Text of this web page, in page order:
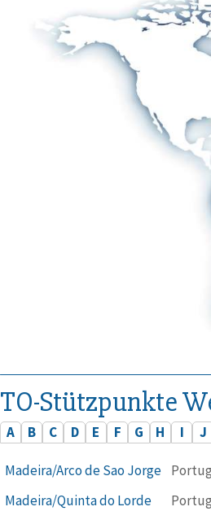
TO-Stützpunkte
A B C D E F G H I J
Madeira/Arco de Sao Jorge
Madeira/Quinta do Lorde